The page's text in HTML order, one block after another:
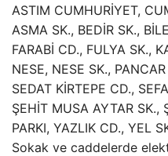
ASTIM CUMHURİYET,
ASMA SK., BEDİR SK.,
FARABİ CD., FULYA SK.,
NESE, NESE SK.,
SEDAT KİRTEPE CD.,
ŞEHİT MUSA AYTAR SK.,
PARKI, YAZLIK CD., YEL
Sokak ve caddelerde